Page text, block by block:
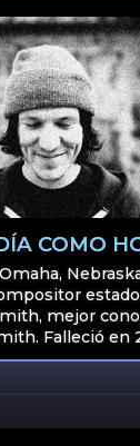
COMO
mejor
Falleció en